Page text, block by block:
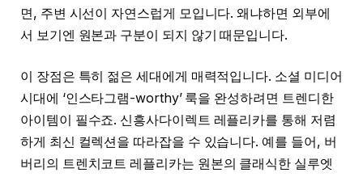
면, 주변 시선이 자연스럽게 모입니다. 왜냐하면 외부에
서 보기엔 원본과 구분이 되지 않기 때문입니다.
이 장점은 특히 젊은 세대에게 매력적입니다. 소셜 미디어
시대에 ‘인스타그램-worthy’ 룩을 완성하려면 트렌디한
아이템이 필수죠. 신흥사다이렉트 레플리카를 통해 저렴
하게 최신 컬렉션을 따라잡을 수 있습니다. 예를 들어, 버
버리의 트렌치코트 레플리카는 원본의 클래식한 실루엣